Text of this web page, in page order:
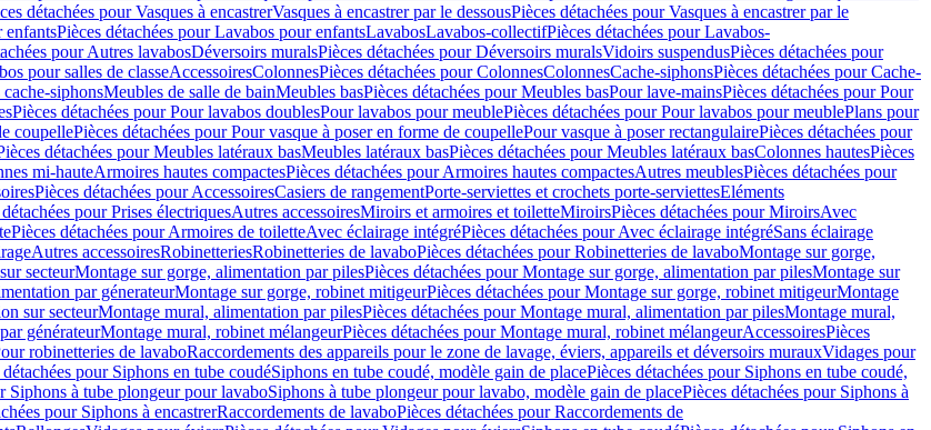
détachées pour Vasques à encastrerVasques à encastrer par le dessousPièces détachées pour Vasques à encastrer par le
enfantsPièces détachées pour Lavabos pour enfantsLavabosLavabos-collectifPièces détachées pour Lavabos-
pour Autres lavabosDéversoirs muralsPièces détachées pour Déversoirs muralsVidoirs suspendusPièces détachées pour
pour salles de classeAccessoiresColonnesPièces détachées pour ColonnesColonnesCache-siphonsPièces détachées pour Cache-
siphonsMeubles de salle de bainMeubles basPièces détachées pour Meubles basPour lave-mainsPièces détachées pour Pour
Pièces détachées pour Pour lavabos doublesPour lavabos pour meublePièces détachées pour Pour lavabos pour meublePlans pour
coupellePièces détachées pour Pour vasque à poser en forme de coupellePour vasque à poser rectangulairePièces détachées pour
détachées pour Meubles latéraux basMeubles latéraux basPièces détachées pour Meubles latéraux basColonnes hautesPièces
mi-hauteArmoires hautes compactesPièces détachées pour Armoires hautes compactesAutres meublesPièces détachées pour
Pièces détachées pour AccessoiresCasiers de rangementPorte-serviettes et crochets porte-serviettesEléments
pour Prises électriquesAutres accessoiresMiroirs et armoires et toiletteMiroirsPièces détachées pour MiroirsAvec
Pièces détachées pour Armoires de toiletteAvec éclairage intégréPièces détachées pour Avec éclairage intégréSans éclairage
Autres accessoiresRobinetteriesRobinetteries de lavaboPièces détachées pour Robinetteries de lavaboMontage sur gorge,
secteurMontage sur gorge, alimentation par pilesPièces détachées pour Montage sur gorge, alimentation par pilesMontage sur
par génerateurMontage sur gorge, robinet mitigeurPièces détachées pour Montage sur gorge, robinet mitigeurMontage
sur secteurMontage mural, alimentation par pilesPièces détachées pour Montage mural, alimentation par pilesMontage mural,
générateurMontage mural, robinet mélangeurPièces détachées pour Montage mural, robinet mélangeurAccessoiresPièces
robinetteries de lavaboRaccordements des appareils pour le zone de lavage, éviers, appareils et déversoirs murauxVidages pour
détachées pour Siphons en tube coudéSiphons en tube coudé, modèle gain de placePièces détachées pour Siphons en tube coudé,
Siphons à tube plongeur pour lavaboSiphons à tube plongeur pour lavabo, modèle gain de placePièces détachées pour Siphons à
pour Siphons à encastrerRaccordements de lavaboPièces détachées pour Raccordements de